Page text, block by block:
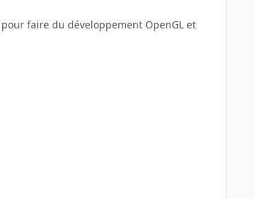
faire du développement OpenGL et